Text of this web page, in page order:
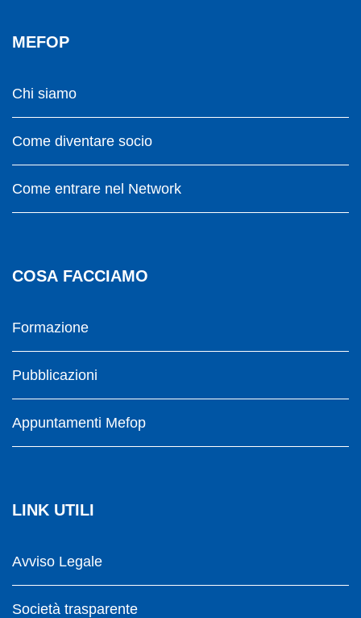
MEFOP
Chi siamo
Come diventare socio
Come entrare nel Network
COSA FACCIAMO
Formazione
Pubblicazioni
Appuntamenti Mefop
LINK UTILI
Avviso Legale
Società trasparente